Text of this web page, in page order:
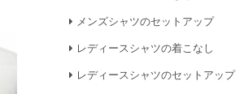
メンズシャツのセットアップ
レディースシャツの着こなし
レディースシャツのセットアップ